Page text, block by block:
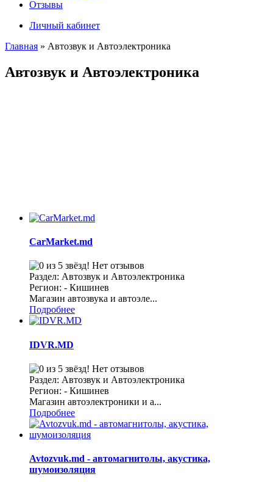
Отзывы
Личный кабинет
Главная » Автозвук и Автоэлектроника
Автозвук и Автоэлектроника
CarMarket.md
Нет отзывов
Раздел: Автозвук и Автоэлектроника
Регион: - Кишинев
Магазин автозвука и автоэле...
Подробнее
IDVR.MD
Нет отзывов
Раздел: Автозвук и Автоэлектроника
Регион: - Кишинев
Магазин автоэлектроники и а...
Подробнее
Avtozvuk.md - автомагнитолы, акустика,
шумоизоляция